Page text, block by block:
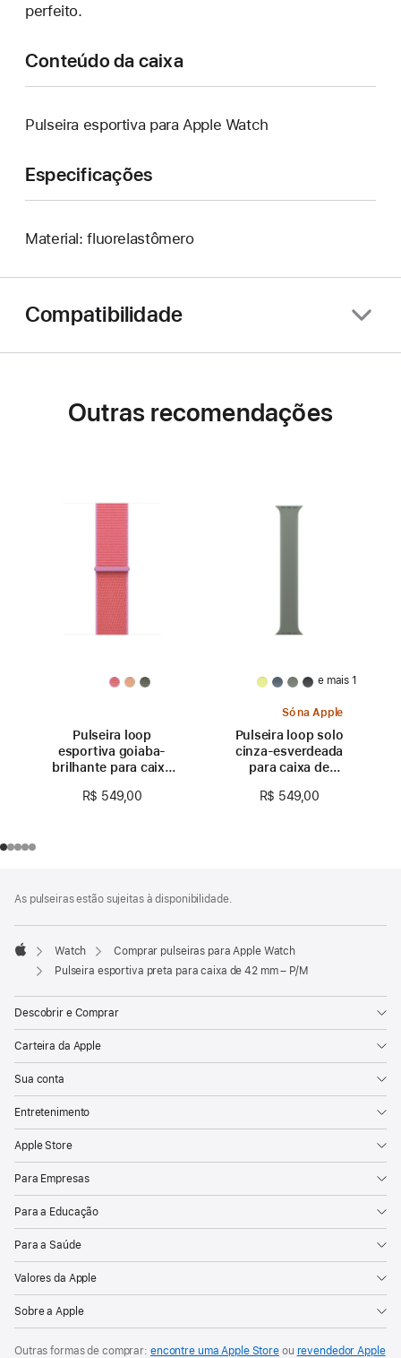
perfeito.
Conteúdo da caixa
Pulseira esportiva para Apple Watch
Especificações
Material: fluorelastômero
Compatibilidade
Outras recomendações
Pulseira loop
esportiva goiaba-
brilhante para caixa
R$ 549,00
e mais 1
Só na Apple
Pulseira loop solo
cinza-esverdeada
para caixa de
R$ 549,00
de
rodapé
As pulseiras estão sujeitas à disponibilidade.
Apple
Watch
Comprar pulseiras para Apple Watch
Pulseira esportiva preta para caixa de 42 mm – P/M
Descobrir e Comprar
Carteira da Apple
Sua conta
Entretenimento
Apple Store
Para Empresas
Para a Educação
Para a Saúde
Valores da Apple
Sobre a Apple
Outras formas de comprar: encontre uma Apple Store ou revendedor Apple